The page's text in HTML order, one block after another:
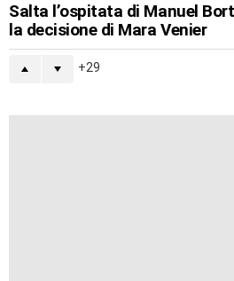
Salta l’ospitata di Manuel
la decisione di Mara Venier
29